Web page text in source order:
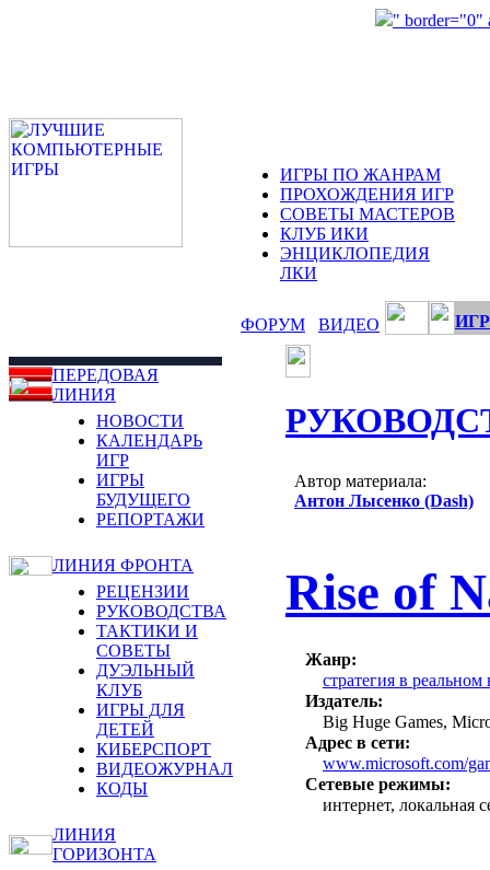
" border="0"
ИГРЫ ПО ЖАНРАМ
ПРОХОЖДЕНИЯ ИГР
СОВЕТЫ МАСТЕРОВ
КЛУБ ИКИ
ЭНЦИКЛОПЕДИЯ
ЛКИ
ФОРУМ ВИДЕО
ПЕРЕДОВАЯ
ЛИНИЯ
НОВОСТИ
КАЛЕНДАРЬ
ИГР
ИГРЫ
БУДУЩЕГО
РЕПОРТАЖИ
ЛИНИЯ ФРОНТА
РЕЦЕНЗИИ
РУКОВОДСТВА
ТАКТИКИ И
СОВЕТЫ
ДУЭЛЬНЫЙ
КЛУБ
ИГРЫ ДЛЯ
ДЕТЕЙ
КИБЕРСПОРТ
ВИДЕОЖУРНАЛ
КОДЫ
ЛИНИЯ
ГОРИЗОНТА
Автор материала:
Антон Лысенко (Dash)
Rise of
Жанр:
стратегия в
Издатель:
Big Huge Games,
Адрес в сети:
www.microsoft.com/
Сетевые режимы:
интернет, локальная